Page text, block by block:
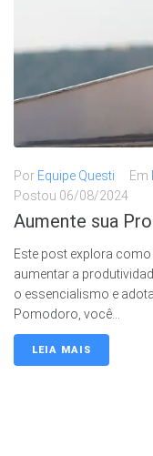
Por Equipe Questi Em
Postou 06/08/2024
Aumente sua
Este post explora
aumentar a
o essencialismo e
Pomodoro, você...
LEIA MAIS